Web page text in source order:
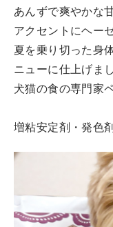
あんずで爽やかな
アクセントにヘー
夏を乗り切った身
ニューに仕上げま
犬猫の食の専門家
増粘安定剤・発色